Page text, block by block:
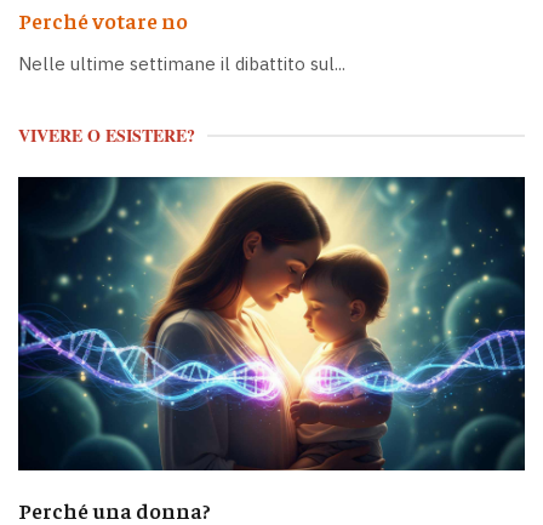
Perché votare no
Nelle ultime settimane il dibattito sul...
VIVERE O ESISTERE?
Perché una donna?